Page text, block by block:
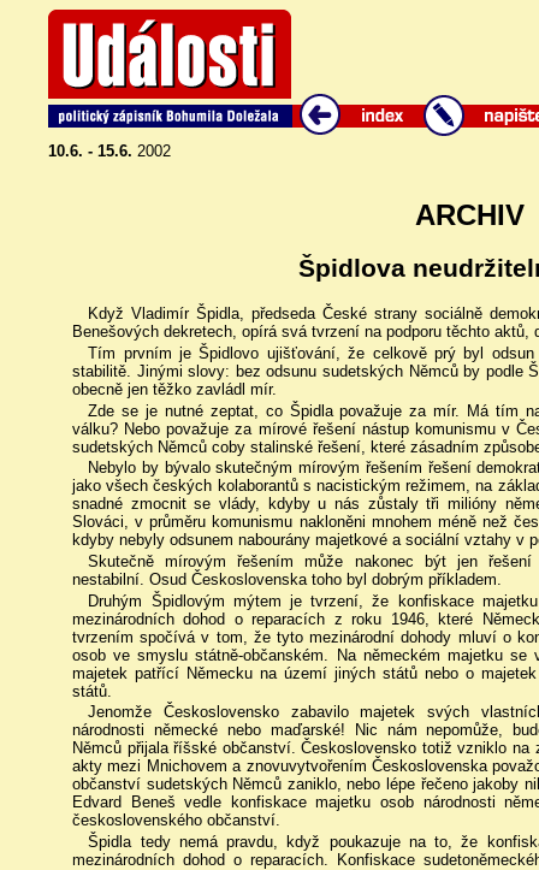
10.6. - 15.6. 2002
ARCHIV
Špidlova
Když Vladimír Špidla, předseda České strany sociálně
Benešových dekretech, opírá svá tvrzení na podporu těchto aktů,
Tím prvním je Špidlovo ujišťování, že celkově prý byl
stabilitě. Jinými slovy: bez odsunu sudetských Němců by podle
obecně jen těžko zavládl mír.
Zde se je nutné zeptat, co Špidla považuje za mír. Má tím
válku? Nebo považuje za mírové řešení nástup komunismu v
sudetských Němců coby stalinské řešení, které zásadním
Nebylo by bývalo skutečným mírovým řešením řešení
jako všech českých kolaborantů s nacistickým režimem, na
snadné zmocnit se vlády, kdyby u nás zůstaly tři milióny
Slováci, v průměru komunismu nakloněni mnohem méně než
kdyby nebyly odsunem nabourány majetkové a sociální vztahy v
Skutečně mírovým řešením může nakonec být jen
nestabilní. Osud Československa toho byl dobrým příkladem.
Druhým Špidlovým mýtem je tvrzení, že konfiskace
mezinárodních dohod o reparacích z roku 1946, které
tvrzením spočívá v tom, že tyto mezinárodní dohody mluví o
osob ve smyslu státně-občanském. Na německém majetku
majetek patřící Německu na území jiných států nebo o
států.
Jenomže Československo zabavilo majetek svých
národnosti německé nebo maďarské! Nic nám nepomůže,
Němců přijala říšské občanství. Československo totiž vzniklo
akty mezi Mnichovem a znovuvytvořením Československa
občanství sudetských Němců zaniklo, nebo lépe řečeno jakoby
Edvard Beneš vedle konfiskace majetku osob národnosti
československého občanství.
Špidla tedy nemá pravdu, když poukazuje na to, že
mezinárodních dohod o reparacích. Konfiskace